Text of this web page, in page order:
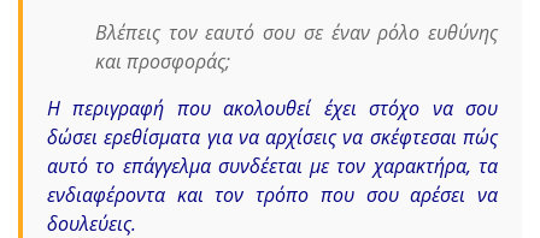
Βλέπεις τον εαυτό σου σε έναν ρόλο ευθύνης
και προσφοράς;
Η περιγραφή που ακολουθεί έχει στόχο να σου
δώσει ερεθίσματα για να αρχίσεις να σκέφτεσαι πώς
αυτό το επάγγελμα συνδέεται με τον χαρακτήρα, τα
ενδιαφέροντα και τον τρόπο που σου αρέσει να
δουλεύεις.